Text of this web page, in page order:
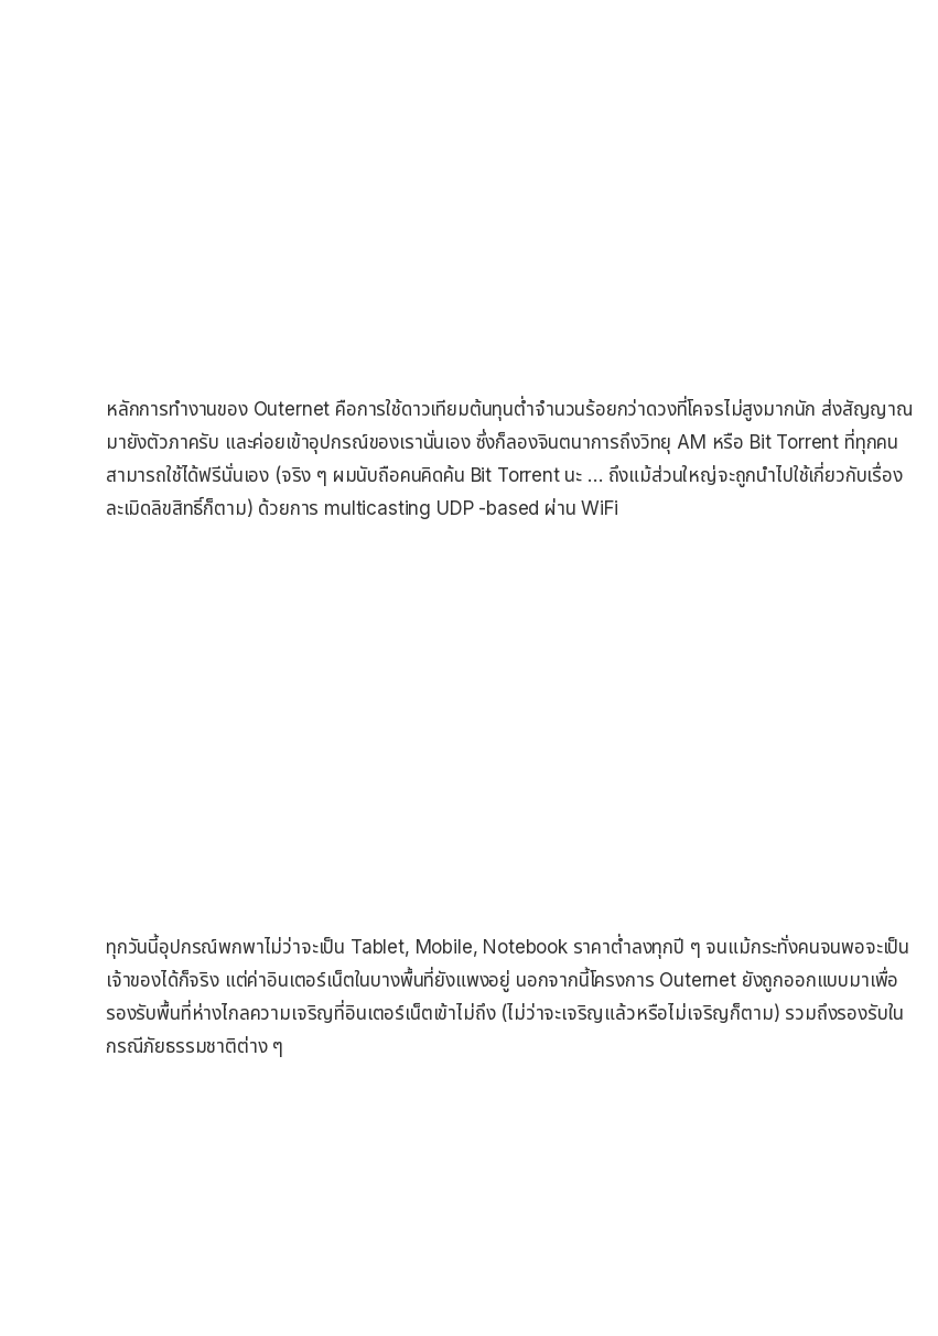
หลักการทำงานของ Outernet คือการใช้ดาวเทียมต้นทุนต่ำจำนวนร้อยกว่าดวงที่โคจรไม่สูงมากนัก ส่งสัญญาณ
มายังตัวภาครับ และค่อยเข้าอุปกรณ์ของเรานั่นเอง ซึ่งก็ลองจินตนาการถึงวิทยุ AM หรือ Bit Torrent ที่ทุกคน
สามารถใช้ได้ฟรีนั่นเอง (จริง ๆ ผมนับถือคนคิดค้น Bit Torrent นะ … ถึงแม้ส่วนใหญ่จะถูกนำไปใช้เกี่ยวกับเรื่อง
ละเมิดลิขสิทธิ์ก็ตาม) ด้วยการ multicasting UDP -based ผ่าน WiFi
ทุกวันนี้อุปกรณ์พกพาไม่ว่าจะเป็น Tablet, Mobile, Notebook ราคาต่ำลงทุกปี ๆ จนแม้กระทั่งคนจนพอจะเป็น
เจ้าของได้ก็จริง แต่ค่าอินเตอร์เน็ตในบางพื้นที่ยังแพงอยู่ นอกจากนี้โครงการ Outernet ยังถูกออกแบบมาเพื่อ
รองรับพื้นที่ห่างไกลความเจริญที่อินเตอร์เน็ตเข้าไม่ถึง (ไม่ว่าจะเจริญแล้วหรือไม่เจริญก็ตาม) รวมถึงรองรับใน
กรณีภัยธรรมชาติต่าง ๆ